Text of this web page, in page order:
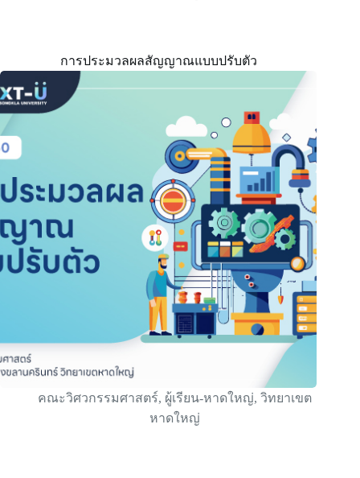
การประมวลผลสัญญาณแบบปรับตัว
คณะวิศวกรรมศาสตร์, ผู้เรียน-หาดใหญ่, วิทยาเขต
หาดใหญ่